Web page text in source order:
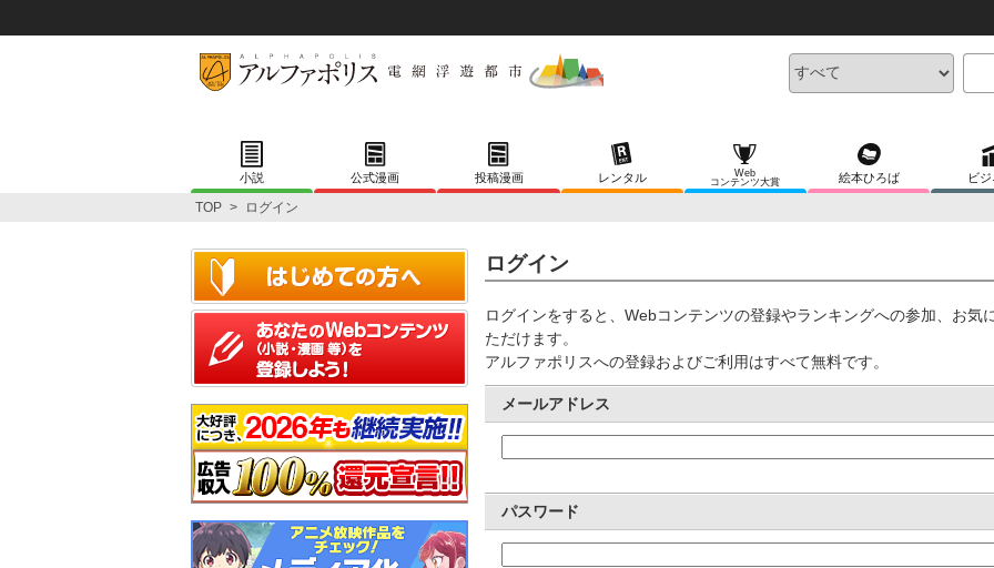
小説 公式漫画 投稿漫画 レンタル
Web
コンテンツ大賞
絵本ひろば ビ
TOP > ログイン
ログイン
ログインをすると、Webコンテンツの登録やランキングへの参加、お気
ただけます。
アルファポリスへの登録およびご利用はすべて無料です。
メールアドレス
パスワード